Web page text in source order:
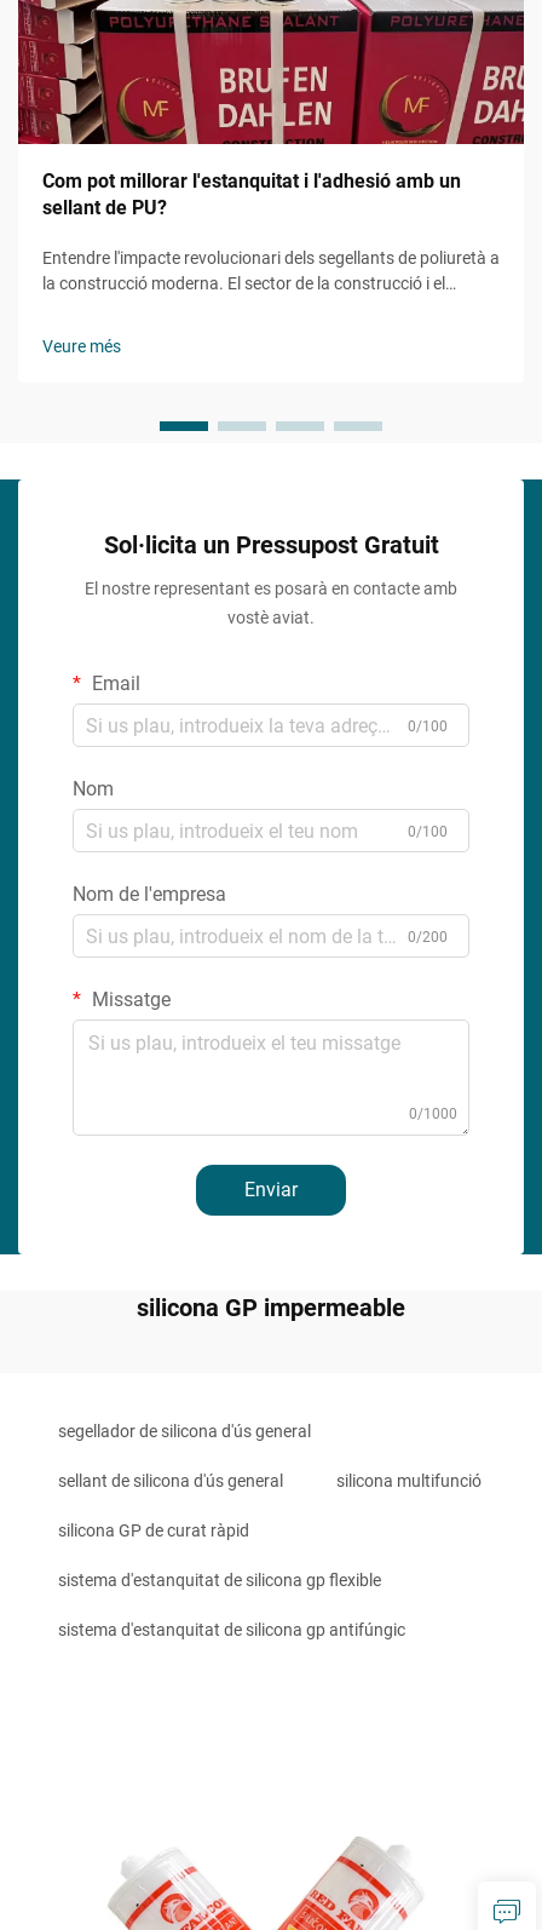
Com pot millorar l'estanquitat i l'adhesió amb un
sellant de PU?
Entendre l'impacte revolucionari dels segellants de poliuretà a
la construcció moderna. El sector de la construcció i el
Veure més
Sol·licita un Pressupost Gratuit
El nostre representant es posarà en contacte amb
vostè aviat.
Email
0/100
Nom
0/100
Nom de l'empresa
0/200
Missatge
0/1000
Enviar
silicona GP impermeable
segellador de silicona d'ús general
sellant de silicona d'ús general silicona multifunció
silicona GP de curat ràpid
sistema d'estanquitat de silicona gp flexible
sistema d'estanquitat de silicona gp antifúngic